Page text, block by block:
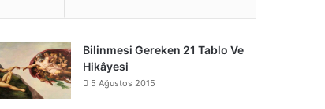
Bilinmesi Gereken 21 Tablo Ve
Hikâyesi
5 Ağustos 2015